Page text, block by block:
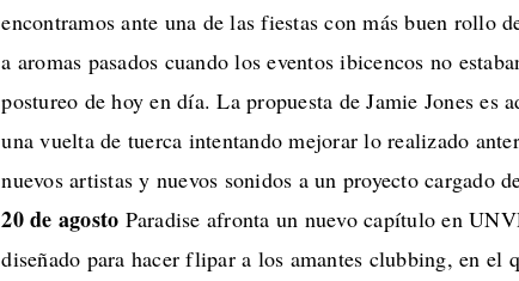
encontramos ante una de las fiestas con más buen rollo
a aromas pasados cuando los eventos ibicencos no
postureo de hoy en día. La propuesta de Jamie Jones es
una vuelta de tuerca intentando mejorar lo realizado
nuevos artistas y nuevos sonidos a un proyecto cargado
20 de agosto Paradise afronta un nuevo capítulo en
diseñado para hacer flipar a los amantes clubbing, en el